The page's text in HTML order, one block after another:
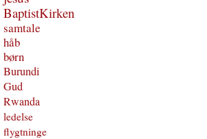
BaptistKirken
samtale
håb
børn
Burundi
Gud
Rwanda
ledelse
flygtninge